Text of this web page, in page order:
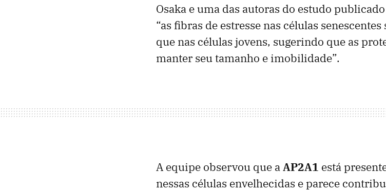
Osaka e uma das autoras do estudo
“as fibras de estresse nas células
que nas células jovens, sugerindo que as
manter seu tamanho e imobilidade”.
A equipe observou que aAP2A1 está
nessas células envelhecidas e parece